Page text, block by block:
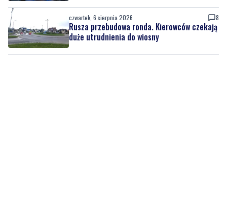
czwartek, 6 sierpnia 2026 8
Rusza przebudowa ronda. Kierowców czekają
duże utrudnienia do wiosny